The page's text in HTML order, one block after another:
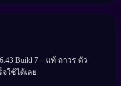
Build 7 – แท้ ถาวร ตัว
ใช้ได้เลย